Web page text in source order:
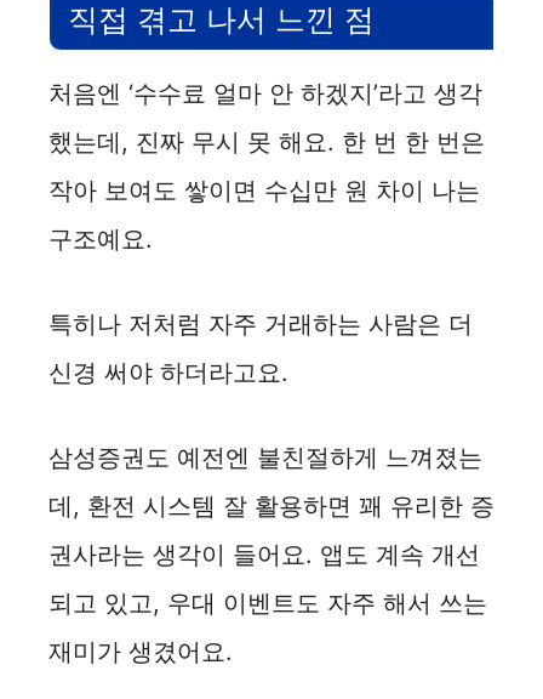
직접 겪고 나서 느낀 점
처음엔 ‘수수료 얼마 안 하겠지’라고 생각
했는데, 진짜 무시 못 해요. 한 번 한 번은
작아 보여도 쌓이면 수십만 원 차이 나는
구조예요.
특히나 저처럼 자주 거래하는 사람은 더
신경 써야 하더라고요.
삼성증권도 예전엔 불친절하게 느껴졌는
데, 환전 시스템 잘 활용하면 꽤 유리한 증
권사라는 생각이 들어요. 앱도 계속 개선
되고 있고, 우대 이벤트도 자주 해서 쓰는
재미가 생겼어요.